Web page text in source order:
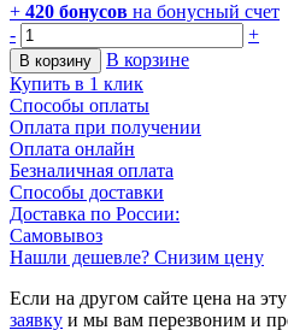
+ 420 бонусов на бонусный счет
-
+
В корзину
В корзине
Купить в 1 клик
Способы оплаты
Оплата при получении
Оплата онлайн
Безналичная оплата
Способы доставки
Доставка по России:
Самовывоз
Нашли дешевле? Снизим цену
Если на другом сайте цена на
заявку и мы вам перезвоним и